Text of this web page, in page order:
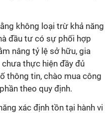
không loại trừ khả năng
đầu tư có sự phối hợp
nâng tỷ lệ sở hữu, gia
thực hiện đầy đủ
thông tin, chào mua công
theo quy định.
xác định tồn tại hành vi